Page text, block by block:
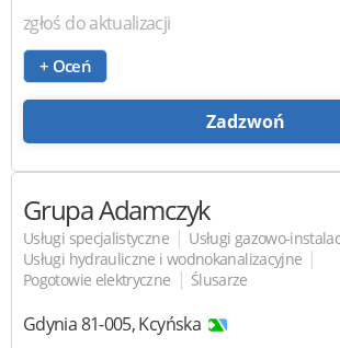
zgłoś do aktualizacji
+ Oceń
Zadzwoń
Grupa Adamczyk
Usługi specjalistyczne | Usługi gazowo-
Usługi hydrauliczne i wodnokanalizacyjne |
Pogotowie elektryczne | Ślusarze
Gdynia81-005,Kcyńska